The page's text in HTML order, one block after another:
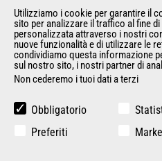
Eventi
News
Storia
General Terms and
ALTRI SITI DEL GRUPPO
Gruppo Manitou
Utilizziamo i cookie per garantire il
sito per analizzare il traffico al fine
personalizzata attraverso i nostri
nuove funzionalità e di utilizzare le
condividiamo questa informazione
sul nostro sito, i nostri partner di
Non cederemo i tuoi dati a terzi
Obbligatorio
Preferiti